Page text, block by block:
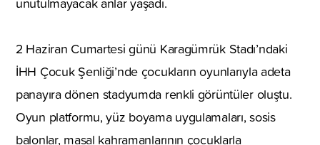
2 Haziran Cumartesi günü Karagümrük Stadı’ndaki
İHH Çocuk Şenliği’nde çocukların oyunlarıyla adeta
panayıra dönen stadyumda renkli görüntüler oluştu.
Oyun platformu, yüz boyama uygulamaları, sosis
balonlar, masal kahramanlarının çocuklarla